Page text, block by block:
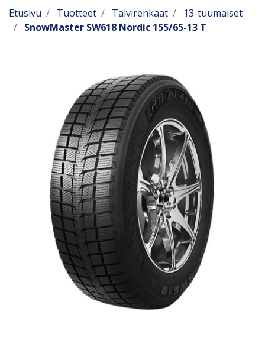
Etusivu Tuotteet Talvirenkaat
13-tuumaiset
SnowMaster SW618 Nordic 155/65-13 T